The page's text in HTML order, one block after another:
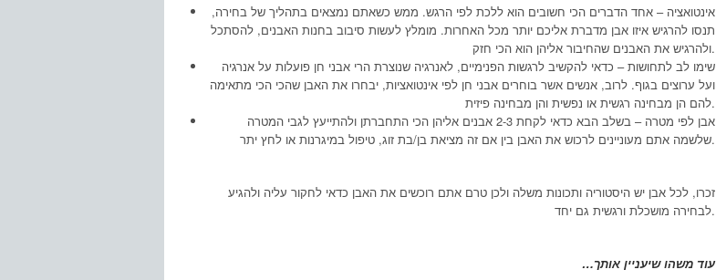
אינטואציה – אחד הדברים הכי חשובים הוא ללכת לפי הרגש. ממש כשאתם נמצאים בתהליך של בחירה,
תנסו להרגיש איזו אבן מדברת אליכם יותר מכל האחרות. מומלץ לעשות סיבוב בחנות האבנים, להסתכל
ולהרגיש את האבנים שהחיבור אליהן הוא הכי חזק.
שימו לב לתחושות – כדאי להקשיב לרגשות הפנימיים, לאנרגיה שנוצרת הרי אבני חן פועלות על אנרגיה
ועל ערוצים בגוף. לרוב, אנשים אשר בוחרים אבני חן לפי אינטואציות, יבחרו את האבן שהכי הכי מתאימה
להם הן מבחינה רגשית או נפשית והן מבחינה פיזית.
אבן לפי מטרה – בשלב הבא כדאי לקחת 2-3 אבנים אליהן הכי התחברתן ולהתייעץ לגבי המטרה
שלשמה אתם מעוניינים לרכוש את האבן בין אם זה מציאת בן/בת זוג, טיפול במיגרנות או לחץ יתר.
זכרו, לכל אבן יש היסטוריה ותכונות משלה ולכן טרם אתם רוכשים את האבן כדאי לחקור עליה ולהגיע
לבחירה מושכלת ורגשית גם יחד.
עוד משהו שיעניין אותך…